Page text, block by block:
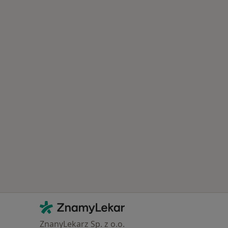
Kontakt
ZnamyLekar - Hlavní stránka
ZnanyLekarz Sp. z o.o.